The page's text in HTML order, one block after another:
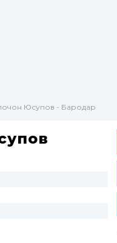
Юсупов - Бародар